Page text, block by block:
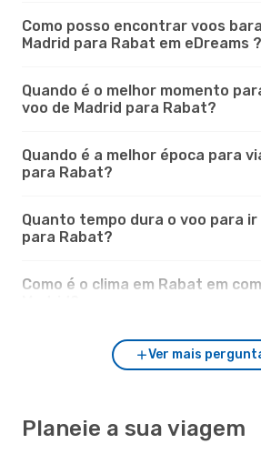
Como posso encontrar voos
Madrid para Rabat em eDreams ?
Quando é o melhor momento
voo de Madrid para Rabat?
Quando é a melhor época para
para Rabat?
Quanto tempo dura o voo para ir
para Rabat?
Como é o clima em Rabat em
Ver mais
Planeie a sua viagem